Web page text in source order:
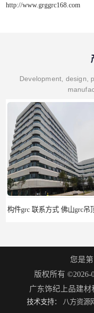
http://www.grggrc168.com
Development, design,
您是第
版权所有 ©2026-
广东饰纪上品建材
技术支持： 八方资源